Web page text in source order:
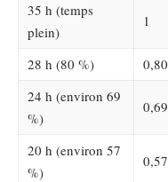
35 h (temps
plein)
1
28 h (80 %) 0,80
24 h (environ 69
%)
0,69
20 h (environ 57
%)
0,57